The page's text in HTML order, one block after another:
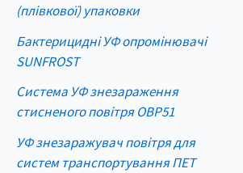
(плівкової) упаковки
Бактерицидні УФ опромінювачі
SUNFROST
Система УФ знезараження
стисненого повітря OBP51
УФ знезаражувач повітря для
систем транспортування ПЕТ